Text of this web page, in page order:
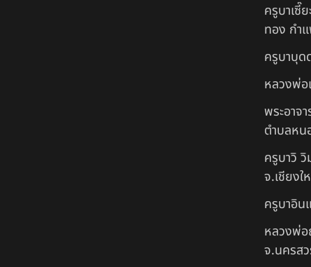
ครูบาเซี๊
ทอง กำ
ครูบาบุด
หลวงพ่
พระอาจ
ตำบลห
ครูบาวิ
จ.เชียงใ
ครูบาอิ
หลวงพ่
จ.นครส